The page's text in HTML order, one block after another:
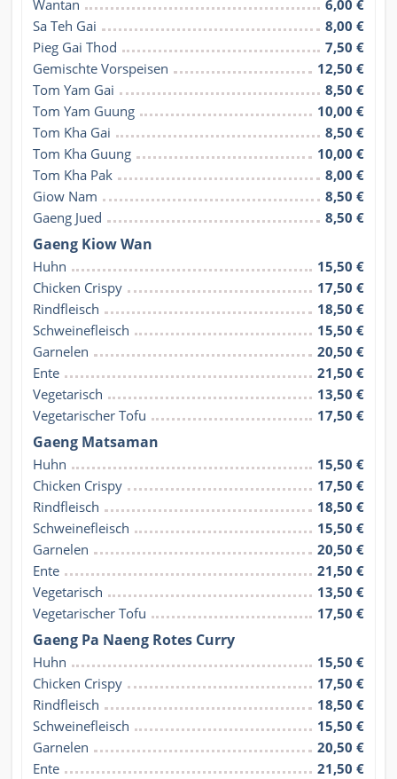
Wantan
6,00 €
Sa Teh Gai
8,00 €
Pieg Gai Thod
7,50 €
Gemischte Vorspeisen
12,50 €
Tom Yam Gai
8,50 €
Tom Yam Guung
10,00 €
Tom Kha Gai
8,50 €
Tom Kha Guung
10,00 €
Tom Kha Pak
8,00 €
Giow Nam
8,50 €
Gaeng Jued
8,50 €
Gaeng Kiow Wan
Huhn
15,50 €
Chicken Crispy
17,50 €
Rindfleisch
18,50 €
Schweinefleisch
15,50 €
Garnelen
20,50 €
Ente
21,50 €
Vegetarisch
13,50 €
Vegetarischer Tofu
17,50 €
Gaeng Matsaman
Huhn
15,50 €
Chicken Crispy
17,50 €
Rindfleisch
18,50 €
Schweinefleisch
15,50 €
Garnelen
20,50 €
Ente
21,50 €
Vegetarisch
13,50 €
Vegetarischer Tofu
17,50 €
Gaeng Pa Naeng Rotes Curry
Huhn
15,50 €
Chicken Crispy
17,50 €
Rindfleisch
18,50 €
Schweinefleisch
15,50 €
Garnelen
20,50 €
Ente
21,50 €